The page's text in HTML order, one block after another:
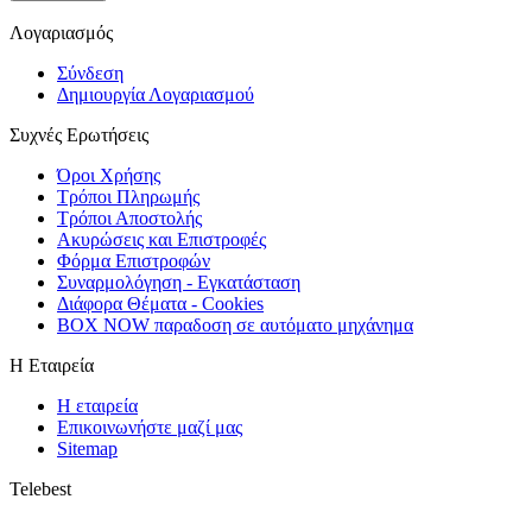
Λογαριασμός
Σύνδεση
Δημιουργία Λογαριασμού
Συχνές Ερωτήσεις
Όροι Χρήσης
Τρόποι Πληρωμής
Τρόποι Αποστολής
Ακυρώσεις και Επιστροφές
Φόρμα Επιστρoφών
Συναρμολόγηση - Εγκατάσταση
Διάφορα Θέματα - Cookies
BOX NOW παραδοση σε αυτόματο μηχάνημα
Η Εταιρεία
Η εταιρεία
Επικοινωνήστε μαζί μας
Sitemap
Telebest